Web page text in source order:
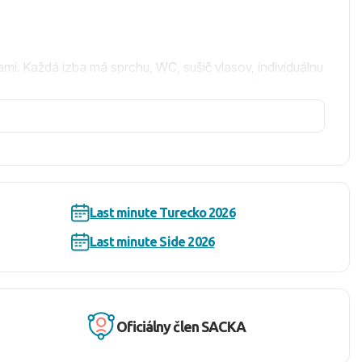
Každá izba má sprchu, WC, sušič vlasov, individuálnu
občerstvenie, neobmedzené množstvo
Last minute Turecko 2026
Last minute Side 2026
Oficiálny člen SACKA